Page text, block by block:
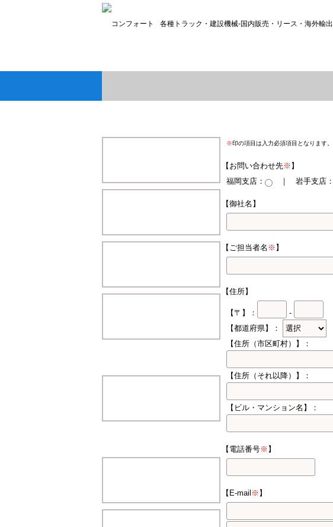
各種トラック・建設機械-国内販売・リース・海外輸出
※印の項目は入力必須項目となります。
【お問い合わせ先※ 】
福岡支店：
｜ 岩手支店：
【御社名】
【ご担当者名 ※ 】
【住所】
【〒】：
-
【都道府県】：
【住所（市区町村）】：
【住所（それ以降）】：
【ビル・マンション名】：
【電話番号※ 】
【E-mail ※ 】